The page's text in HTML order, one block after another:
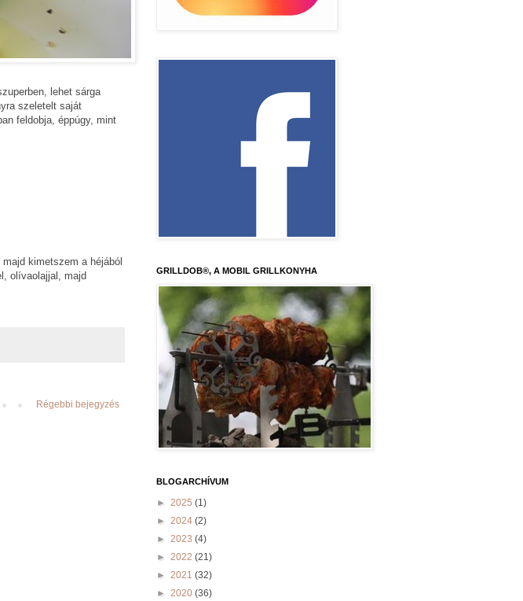
lehet sárga
szeletelt saját
feldobja, éppúgy, mint
kimetszem a héjából
olívaolajjal, majd
Régebbi bejegyzés
GRILLDOB®, A MOBIL GRILLKONYHA
BLOGARCHÍVUM
► 2025 (1)
► 2024 (2)
► 2023 (4)
► 2022 (21)
► 2021 (32)
► 2020 (36)